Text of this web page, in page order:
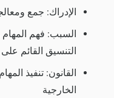
الإدراك: جمع
السبب: فهم المهام
التنسيق القائم على LLM
القانون: تنفيذ
الخارجية